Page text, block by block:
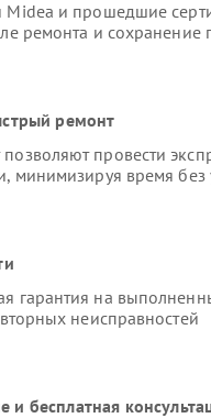
Midea и прошедшие
ремонта и сохранение
ремонт
провести
минимизируя время без
гарантия на
неисправностей
и бесплатная